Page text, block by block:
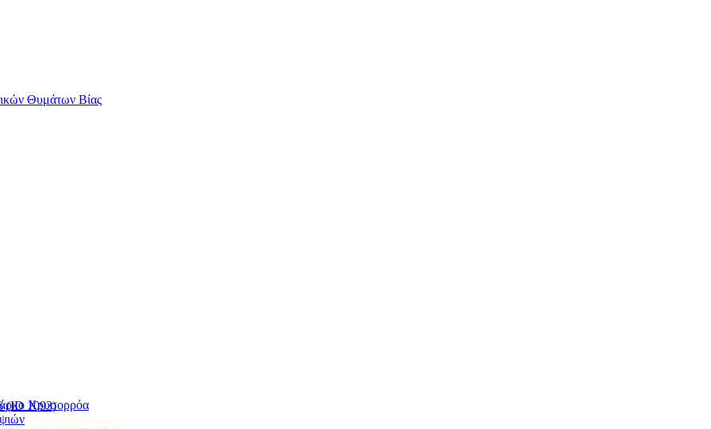
Θυμάτων Βίας
Χρυσορρόα
(ID 1093)